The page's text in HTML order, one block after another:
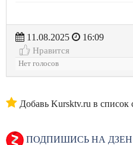
11.08.2025
16:09
Нравится
Нет голосов
Добавь Kursktv.ru в список
ПОДПИШИСЬ НА